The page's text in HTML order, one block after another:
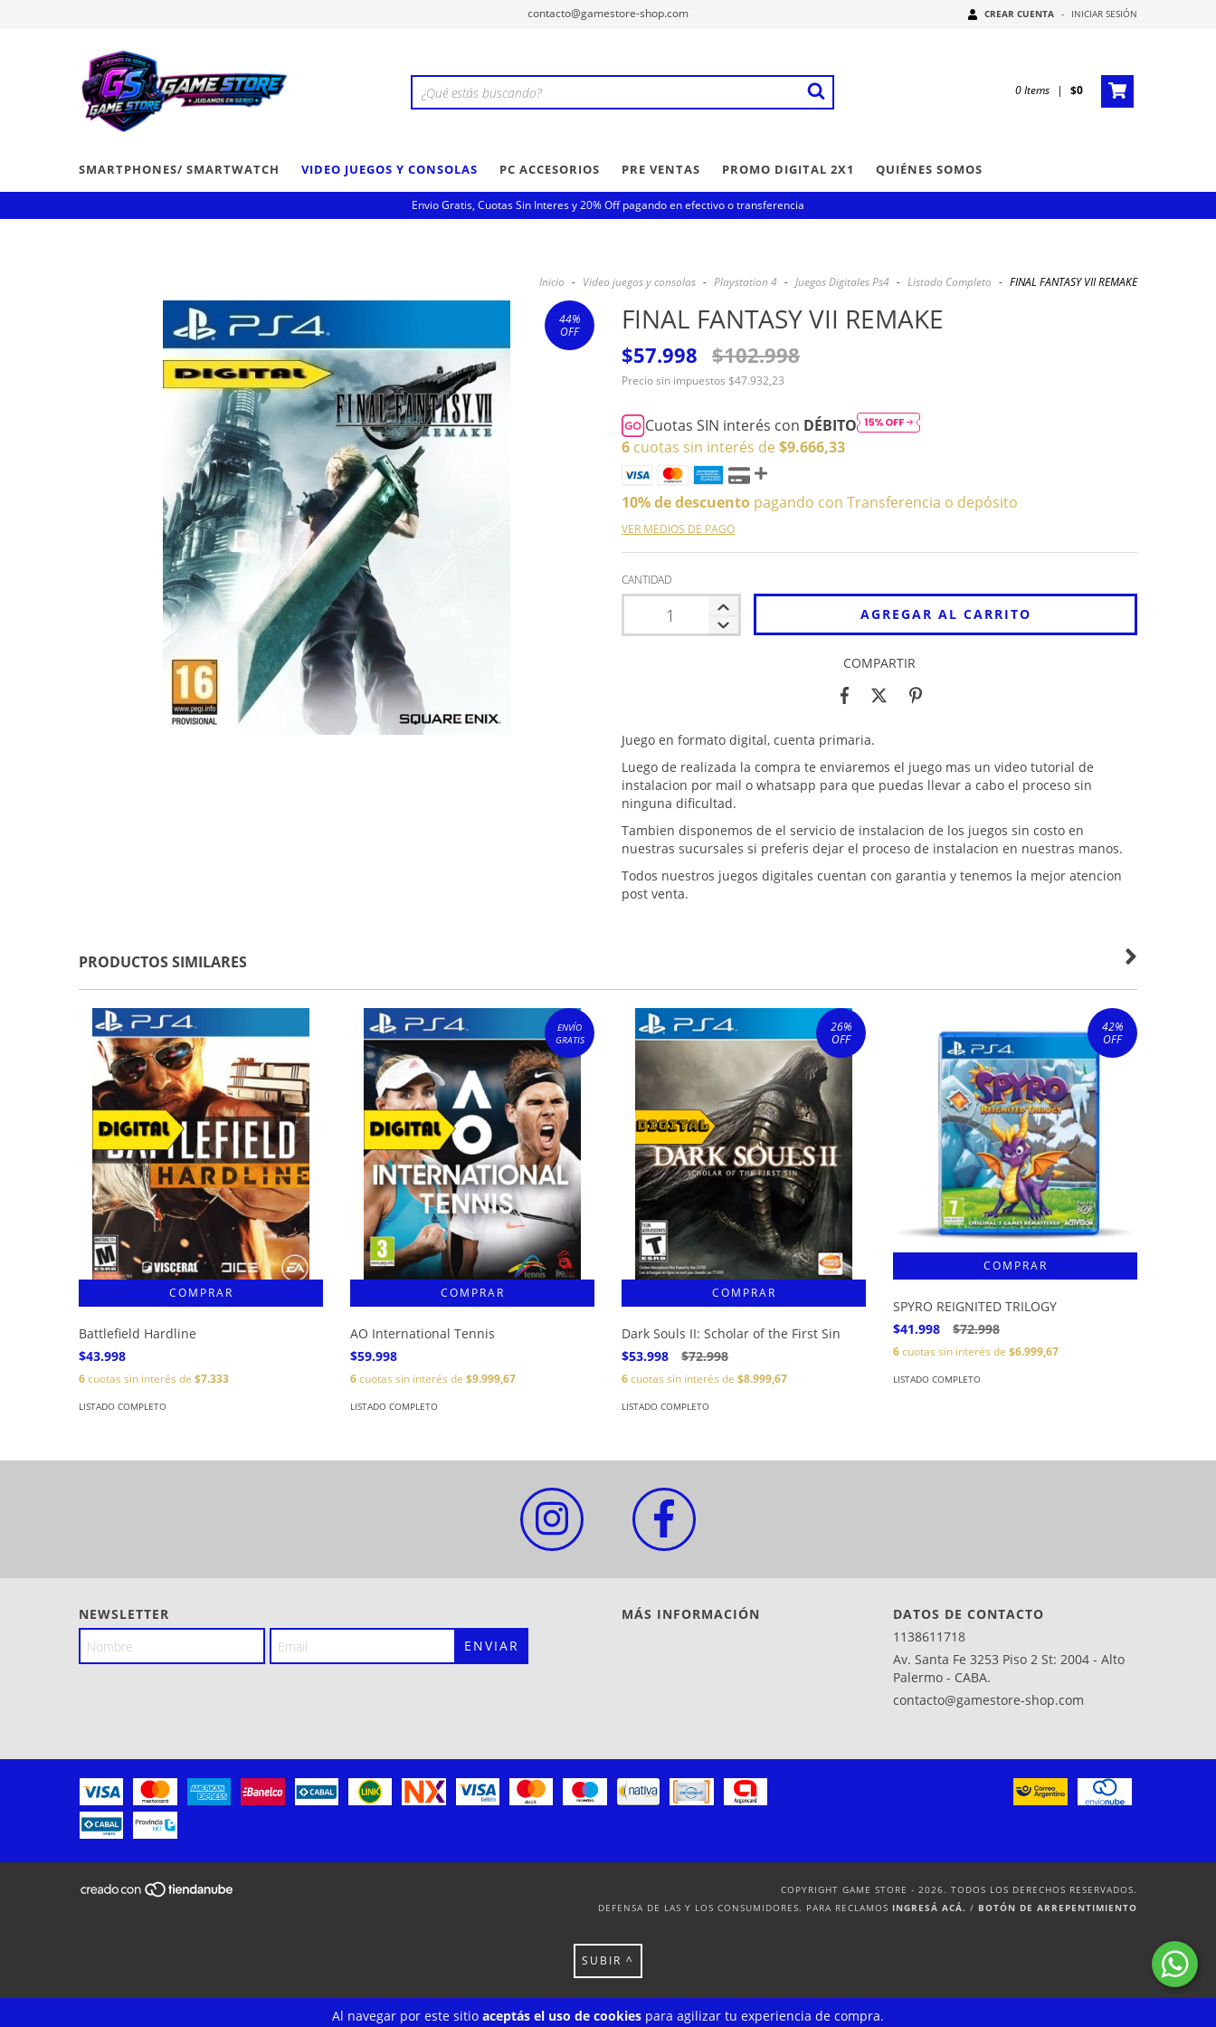
contacto@gamestore-shop.com CREAR CUENTA - INICIAR SESIÓN
Al navegar por este sitio aceptás el uso de cookies para agilizar tu experiencia de compra.
0Items | $0
SMARTPHONES/ SMARTWATCH VIDEO JUEGOS Y CONSOLAS PC ACCESORIOS PRE VENTAS PROMO DIGITAL 2X1 QUIÉNES SOMOS
Envio Gratis, Cuotas Sin Interes y 20% Off pagando en efectivo o transferencia
Inicio - Video juegos y consolas - Playstation 4 - Juegos Digitales Ps4 - Listado Completo - FINAL FANTASY VII REMAKE
44%
OFF
FINAL FANTASY VII REMAKE
$57.998 $102.998
Precio sin impuestos $47.932,23
Cuotas SIN interés con DÉBITO
6 cuotas sin interés de $9.666,33
10% de descuento pagando con Transferencia o depósito
VER MEDIOS DE PAGO
CANTIDAD
COMPARTIR
Juego en formato digital, cuenta primaria.
Luego de realizada la compra te enviaremos el juego mas un video tutorial de
instalacion por mail o whatsapp para que puedas llevar a cabo el proceso sin
ninguna dificultad.
Tambien disponemos de el servicio de instalacion de los juegos sin costo en
nuestras sucursales si preferis dejar el proceso de instalacion en nuestras manos.
Todos nuestros juegos digitales cuentan con garantia y tenemos la mejor atencion
post venta.
PRODUCTOS SIMILARES
Battlefield Hardline
$43.998
6cuotas sin interés de $7.333
LISTADO COMPLETO
ENVÍO
GRATIS
AO International Tennis
$59.998
6cuotas sin interés de $9.999,67
LISTADO COMPLETO
26%
OFF
Dark Souls II: Scholar of the First Sin
$53.998
$72.998
6cuotas sin interés de $8.999,67
LISTADO COMPLETO
42%
OFF
SPYRO REIGNITED TRILOGY
$41.998
$72.998
6cuotas sin interés de $6.999,67
LISTADO COMPLETO
NEWSLETTER MÁS INFORMACIÓN
DATOS DE CONTACTO
1138611718
Av. Santa Fe 3253 Piso 2 St: 2004 - Alto
Palermo - CABA.
contacto@gamestore-shop.com
COPYRIGHT GAME STORE - 2026. TODOS LOS DERECHOS RESERVADOS.
DEFENSA DE LAS Y LOS CONSUMIDORES. PARA RECLAMOS INGRESÁ ACÁ. / BOTÓN DE ARREPENTIMIENTO
SUBIR ^